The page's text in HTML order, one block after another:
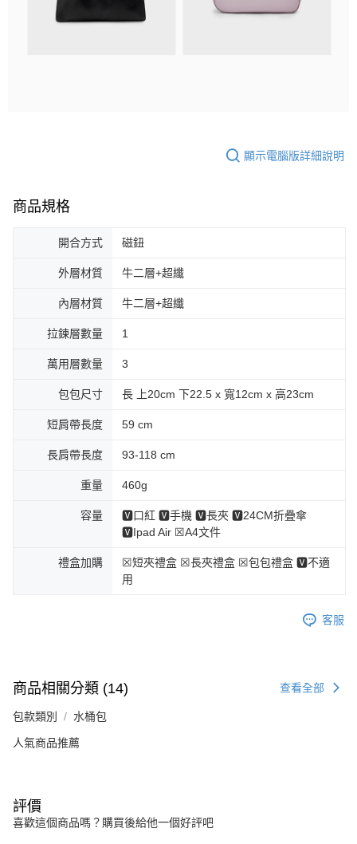
顯示電腦版詳細說明
商品規格
開合方式 磁鈕
外層材質 牛二層+超纖
內層材質 牛二層+超纖
拉鍊層數量 1
萬用層數量 3
包包尺寸 長 上20cm 下22.5 x 寬12cm x 高23cm
短肩帶長度 59 cm
長肩帶長度 93-118 cm
重量 460g
容量
🆅口紅 🆅手機 🆅長夾 🆅24CM折疊傘
🆅Ipad Air ☒A4文件
禮盒加購
☒短夾禮盒 ☒長夾禮盒 ☒包包禮盒 🆅不適
用
客服
商品相關分類 (14) 查看全部
包款類別 水桶包
人氣商品推薦
評價
喜歡這個商品嗎？購買後給他一個好評吧